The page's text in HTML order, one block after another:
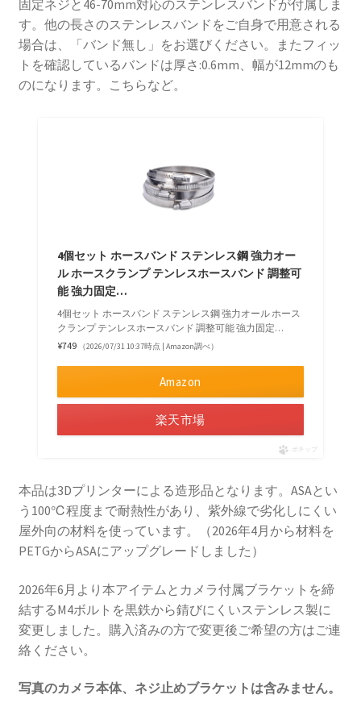
固定ネジと46-70mm対応のステンレスバンドが付属しま
す。他の長さのステンレスバンドをご自身で用意される
場合は、「バンド無し」をお選びください。またフィッ
トを確認しているバンドは厚さ:0.6mm、幅が12mmのも
のになります。こちらなど。
4個セット ホースバンド ステンレス鋼 強力オー
ル ホースクランプ テンレスホースバンド 調整可
能 強力固定…
4個セット ホースバンド ステンレス鋼 強力オール ホース
クランプ テンレスホースバンド 調整可能 強力固定…
¥749
（2026/07/31 10:37時点 | Amazon調べ）
Amazon
楽天市場
ポチップ
本品は3Dプリンターによる造形品となります。ASAとい
う100℃程度まで耐熱性があり、紫外線で劣化しにくい
屋外向の材料を使っています。（2026年4月から材料を
PETGからASAにアップグレードしました）
2026年6月より本アイテムとカメラ付属ブラケットを締
結するM4ボルトを黒鉄から錆びにくいステンレス製に
変更しました。購入済みの方で変更後ご希望の方はご連
絡ください。
写真のカメラ本体、ネジ止めブラケットは含みません。